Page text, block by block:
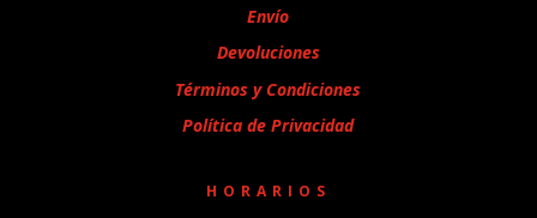
Envío
Devoluciones
Términos y Condiciones
Política de Privacidad
HORARIOS